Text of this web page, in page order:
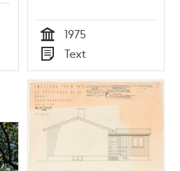
Tid
1975
Typ
Text